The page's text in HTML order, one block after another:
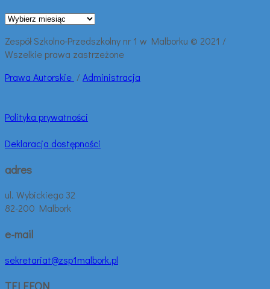
Archiwalne
Zespół Szkolno-Przedszkolny nr 1 w Malborku © 2021 /
Wszelkie prawa zastrzeżone
Prawa Autorskie /Administracja
Polityka prywatności
Deklaracja dostępności
adres
ul. Wybickiego 32
82-200 Malbork
e-mail
sekretariat@zsp1malbork.pl
TELEFON